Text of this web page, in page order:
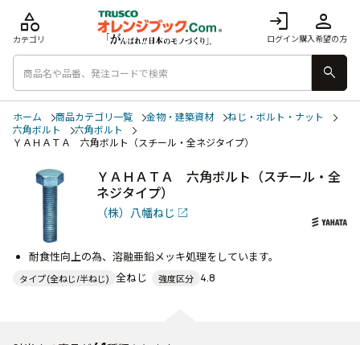
login
ログイン
person
購入希望の方
category
カテゴリ
search
ホーム 商品カテゴリ一覧 金物・建築資材
ねじ・ボルト・ナット
六角ボルト
六角ボルト
ＹＡＨＡＴＡ 六角ボルト（スチール・全ネジタイプ）
ＹＡＨＡＴＡ 六角ボルト（スチール・全
ネジタイプ）
（株）八幡ねじ
耐食性向上の為、溶融亜鉛メッキ処理をしています。
タイプ(全ねじ/半ねじ) 全ねじ 強度区分 4.8